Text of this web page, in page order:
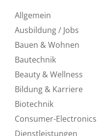
Allgemein
Ausbildung / Jobs
Bauen & Wohnen
Bautechnik
Beauty & Wellness
Bildung & Karriere
Biotechnik
Consumer-Electronics
Dienstleistungen